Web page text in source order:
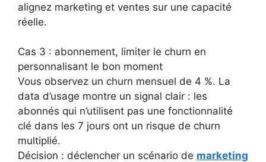
alignez marketing et ventes sur une capacité
réelle.
Cas 3 : abonnement, limiter le churn en
personnalisant le bon moment
Vous observez un churn mensuel de 4 %. La
data d’usage montre un signal clair : les
abonnés qui n’utilisent pas une fonctionnalité
clé dans les 7 jours ont un risque de churn
multiplié.
Décision : déclencher un scénario de marketing